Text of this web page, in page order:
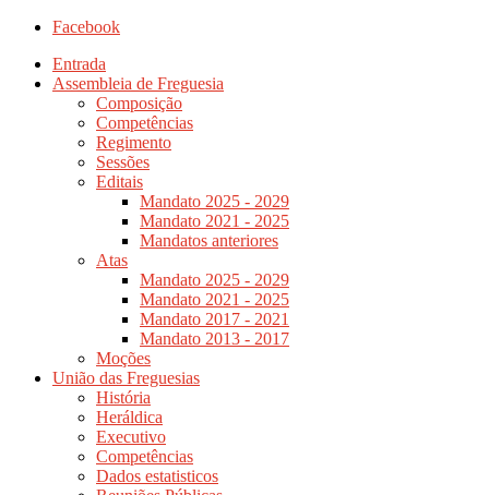
Facebook
Entrada
Assembleia de Freguesia
Composição
Competências
Regimento
Sessões
Editais
Mandato 2025 - 2029
Mandato 2021 - 2025
Mandatos anteriores
Atas
Mandato 2025 - 2029
Mandato 2021 - 2025
Mandato 2017 - 2021
Mandato 2013 - 2017
Moções
União das Freguesias
História
Heráldica
Executivo
Competências
Dados estatisticos